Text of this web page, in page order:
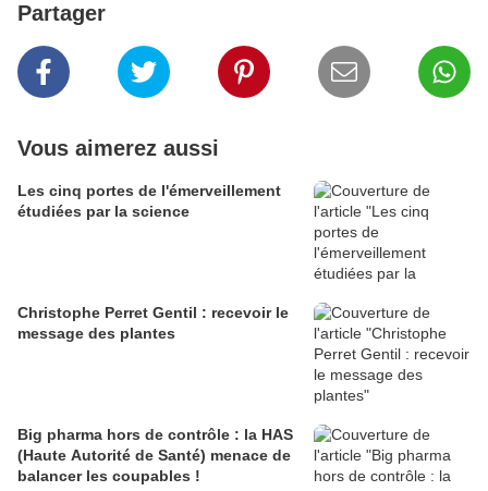
Partager
Vous aimerez aussi
Les cinq portes de l'émerveillement
étudiées par la science
Christophe Perret Gentil : recevoir le
message des plantes
Big pharma hors de contrôle : la HAS
(Haute Autorité de Santé) menace de
balancer les coupables !